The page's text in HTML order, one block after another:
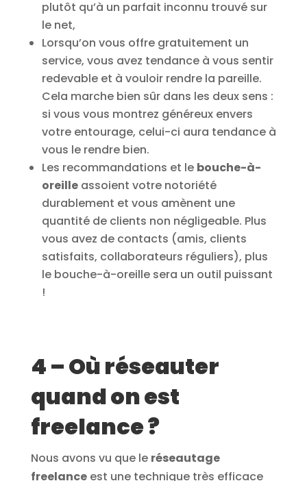
plutôt qu’à un parfait inconnu trouvé sur
le net,
Lorsqu’on vous offre gratuitement un
service, vous avez tendance à vous sentir
redevable et à vouloir rendre la pareille.
Cela marche bien sûr dans les deux sens :
si vous vous montrez généreux envers
votre entourage, celui-ci aura tendance à
vous le rendre bien.
Les recommandations et le bouche-à-
oreilleassoient votre notoriété
durablement et vous amènent une
quantité de clients non négligeable. Plus
vous avez de contacts (amis, clients
satisfaits, collaborateurs réguliers), plus
le bouche-à-oreille sera un outil puissant
!
4 – Où réseauter
quand on est
freelance ?
Nous avons vu que le réseautage
freelanceest une technique très efficace